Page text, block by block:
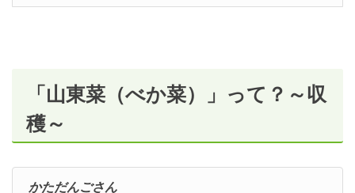
「山東菜（べか菜）」って？～収
穫～
かただんごさん